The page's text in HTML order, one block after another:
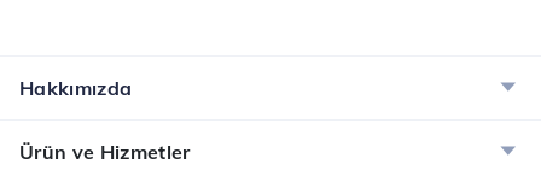
Hakkımızda
Ürün ve Hizmetler